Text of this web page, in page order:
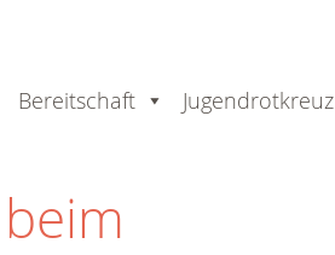
Bereitschaft Jugendrotkreuz